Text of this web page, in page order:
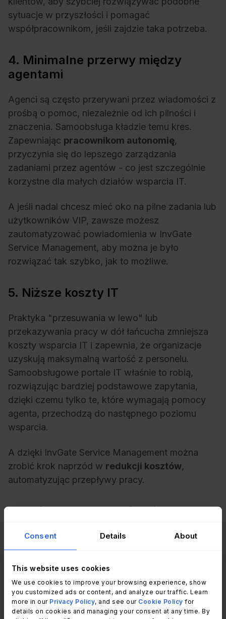
Consent Details About
This website uses cookies
We use cookies to improve your browsing experience, show
you customized ads or content, and analyze our traffic. Learn
more in our Privacy Policy, and see our Cookie Policy for
details on cookies and managing your consent at any time. By
sytuacje w przyszłości i pomagać
współpracownikom, jeśli zajdzie taka potrzeba.
4. Minimalne przerwy między
agentami
Agenci są często przerywani przez wiadomości z
prośbą o pomoc, niezależnie od ich pilności i
znaczenia. Samoobsługa kładzie temu kres.
Zapewniając pracownikom autonomię,
przyczynia się do lepszego zarządzania
zadaniami przez agentów - co jest szczególnie
korzystne dla małych działów wsparcia IT.
A jeśli nadal chcesz mieć oko na pilne zadania lub
użytkowników VIP, zawsze możesz
zautomatyzować powiadomienia w InvGate
Service Management, aby można je było
rozwiązać tak szybko, jak to możliwe.
5. Niższe koszty IT
Praktyka "przesuwania w lewo" lub
przekazywania pracy w dół łańcucha zmniejsza
koszty wsparcia IT i zapewnia, że organizacje
uzyskują maksymalną wartość z personelu.
Samoobsługowe portale IT właśnie to robią,
rozwiązując bardziej podstawowe zapytania,
dzięki czemu tylko te, które wymagają pomocy
agenta, przechodzą do następnego poziomu
wsparcia.
A dzięki InvGate Service Management można
zrobić krok naprzód w redukcji kosztów,
automatyzując przepływy pracy.
6. Zwiększona satysfakcja
Umożliwienie użytkownikom końcowym
samodzielnego rozwiązywania incydentów bez
konieczności oczekiwania na pomoc pozytywnie
wpływa na doświadczenie użytkownika, a tym
samym zwiększa poziomzadowolenia klientów